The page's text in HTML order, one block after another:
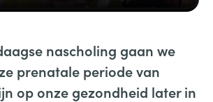
nascholing gaan we
prenatale periode van
op onze gezondheid later in